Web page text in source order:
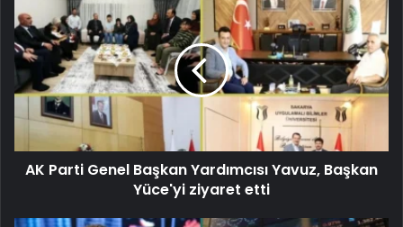
AK Parti Genel Başkan Yardımcısı Yavuz, Başkan
Yüce'yi ziyaret etti